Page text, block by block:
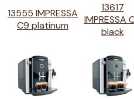
13555 IMPRESSA
C9 platinum
13617
IMPRESSA
black